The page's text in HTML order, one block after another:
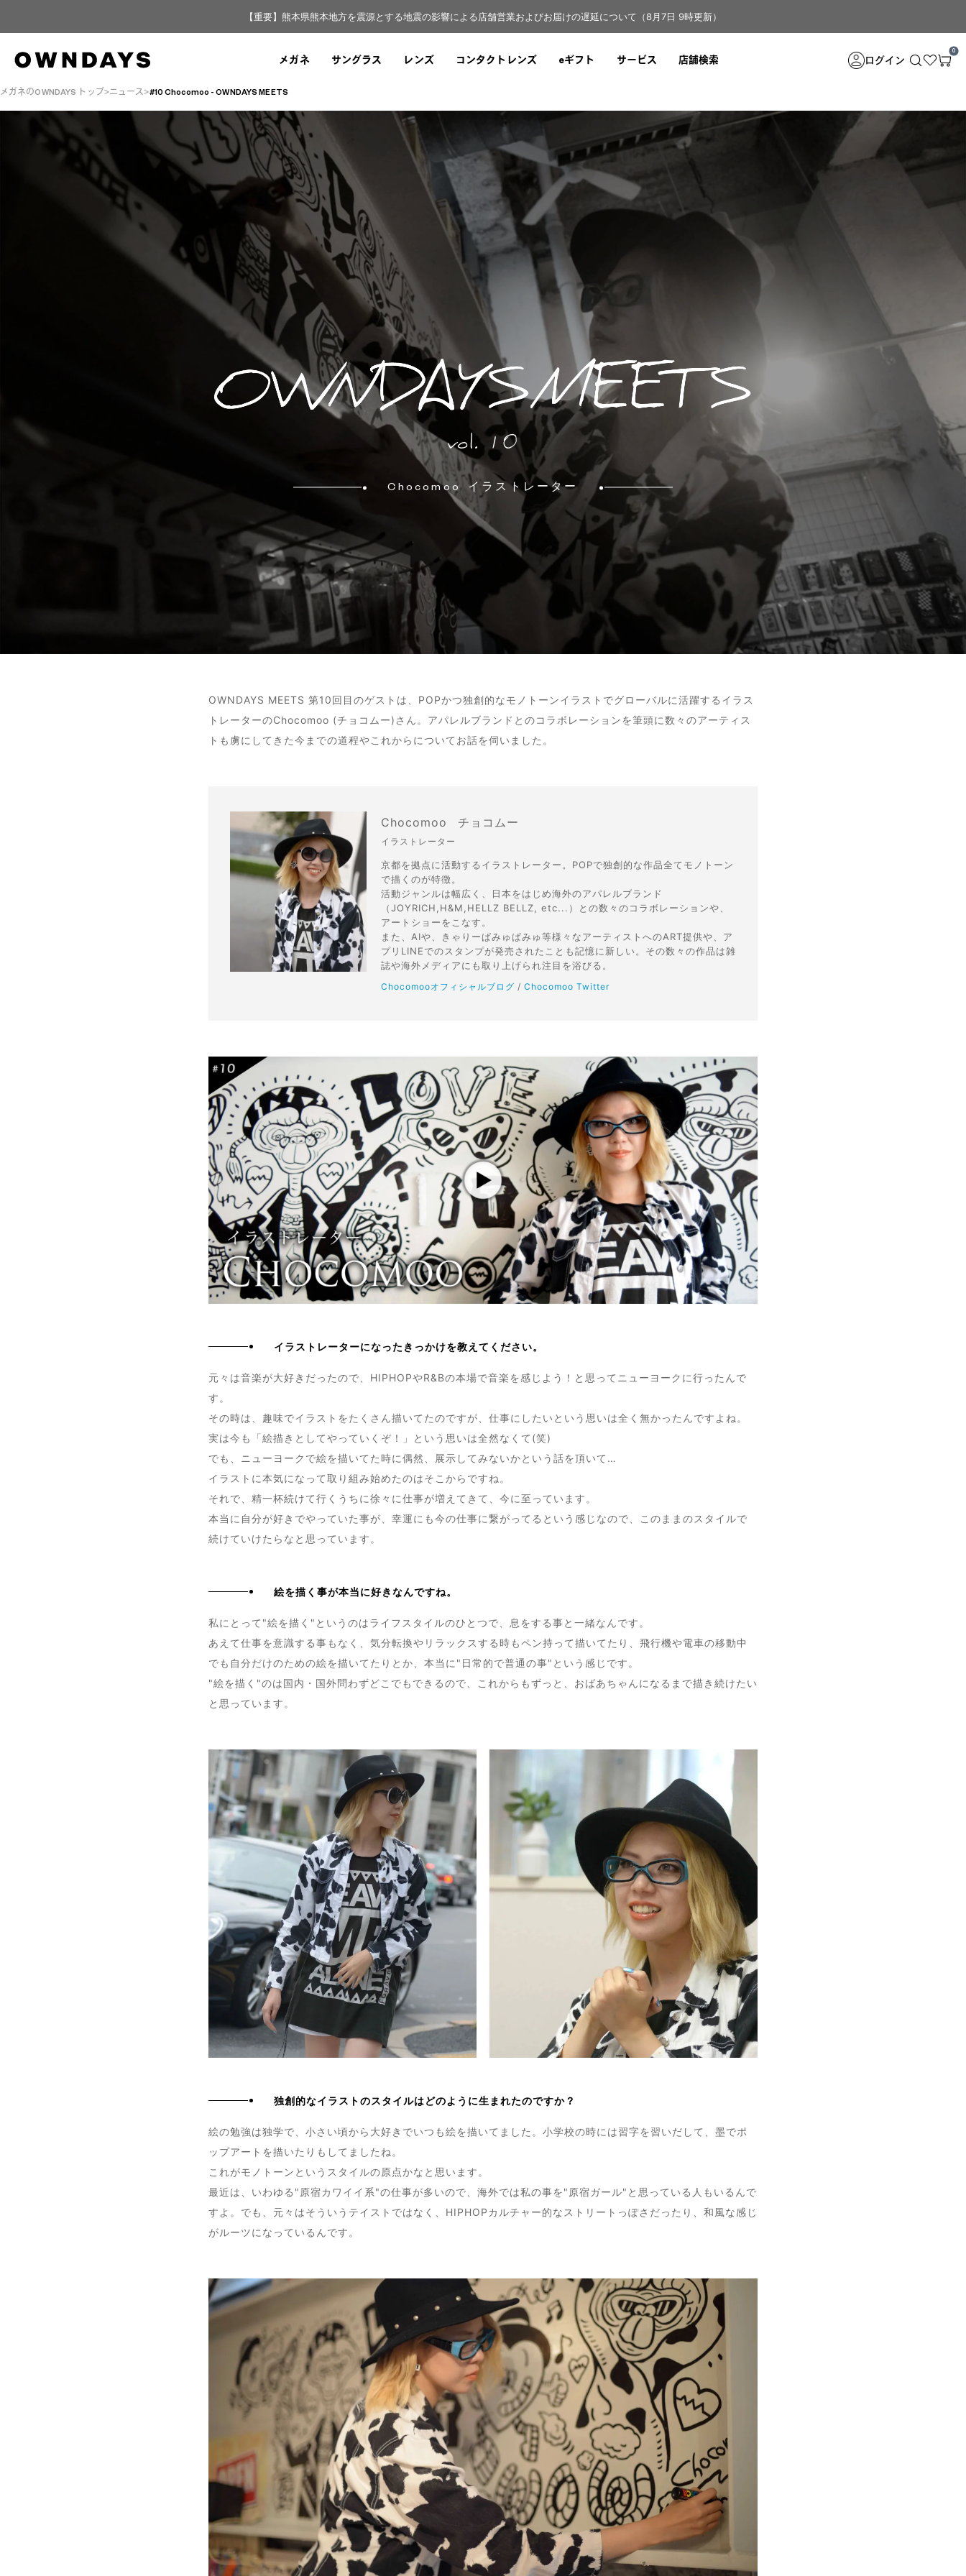
【重要】熊本県熊本地方を震源とする地震の影響による店舗営業およびお届けの遅延について（8月7日 9時更新）
メガネ サングラス レンズ コンタクトレンズ eギフト サービス 店舗検索 ログイン
0
メガネのOWNDAYS トップ ニュース #10 Chocomoo - OWNDAYS MEETS
vol. 10
Chocomoo イラストレーター
OWNDAYS MEETS 第10回目のゲストは、POPかつ独創的なモノトーンイラストでグローバルに活躍するイラス
トレーターのChocomoo (チョコムー)さん。アパレルブランドとのコラボレーションを筆頭に数々のアーティス
トも虜にしてきた今までの道程やこれからについてお話を伺いました。
Chocomoo チョコムー
イラストレーター
京都を拠点に活動するイラストレーター。POPで独創的な作品全てモノトーン
で描くのが特徴。
活動ジャンルは幅広く、日本をはじめ海外のアパレルブランド
（JOYRICH,H&M,HELLZ BELLZ, etc...）との数々のコラボレーションや、
アートショーをこなす。
また、AIや、きゃりーぱみゅぱみゅ等様々なアーティストへのART提供や、ア
プリLINEでのスタンプが発売されたことも記憶に新しい。その数々の作品は雑
誌や海外メディアにも取り上げられ注目を浴びる。
Chocomooオフィシャルブログ / Chocomoo Twitter
イラストレーターになったきっかけを教えてください。
元々は音楽が大好きだったので、HIPHOPやR&Bの本場で音楽を感じよう！と思ってニューヨークに行ったんで
す。
その時は、趣味でイラストをたくさん描いてたのですが、仕事にしたいという思いは全く無かったんですよね。
実は今も「絵描きとしてやっていくぞ！」という思いは全然なくて(笑)
でも、ニューヨークで絵を描いてた時に偶然、展示してみないかという話を頂いて…
イラストに本気になって取り組み始めたのはそこからですね。
それで、精一杯続けて行くうちに徐々に仕事が増えてきて、今に至っています。
本当に自分が好きでやっていた事が、幸運にも今の仕事に繋がってるという感じなので、このままのスタイルで
続けていけたらなと思っています。
絵を描く事が本当に好きなんですね。
私にとって"絵を描く"というのはライフスタイルのひとつで、息をする事と一緒なんです。
あえて仕事を意識する事もなく、気分転換やリラックスする時もペン持って描いてたり、飛行機や電車の移動中
でも自分だけのための絵を描いてたりとか、本当に"日常的で普通の事"という感じです。
"絵を描く"のは国内・国外問わずどこでもできるので、これからもずっと、おばあちゃんになるまで描き続けたい
と思っています。
独創的なイラストのスタイルはどのように生まれたのですか？
絵の勉強は独学で、小さい頃から大好きでいつも絵を描いてました。小学校の時には習字を習いだして、墨でポ
ップアートを描いたりもしてましたね。
これがモノトーンというスタイルの原点かなと思います。
最近は、いわゆる"原宿カワイイ系"の仕事が多いので、海外では私の事を"原宿ガール"と思っている人もいるんで
すよ。でも、元々はそういうテイストではなく、HIPHOPカルチャー的なストリートっぽさだったり、和風な感じ
がルーツになっているんです。